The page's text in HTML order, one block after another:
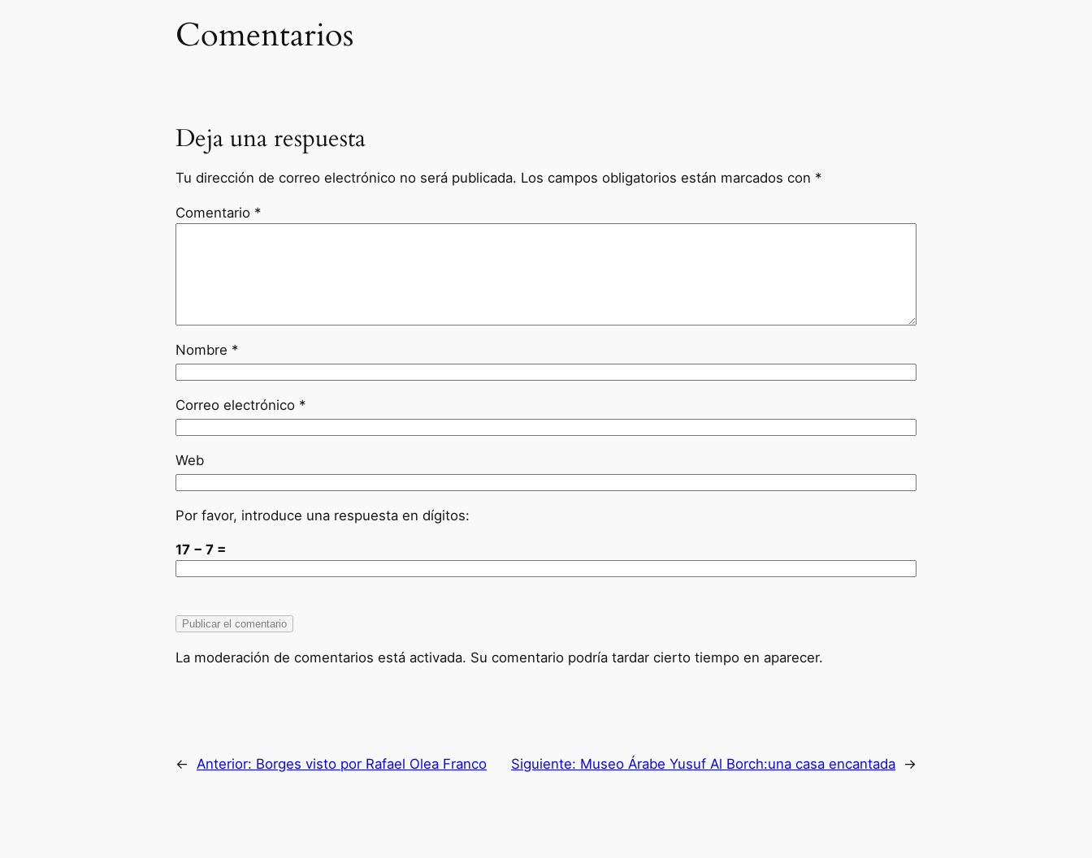
Comentarios
Deja una respuesta
Tu dirección de correo electrónico no será publicada. Los campos obligatorios están marcados con *
Comentario *
Nombre *
Correo electrónico *
Web
Por favor, introduce una respuesta en dígitos:
17 − 7 =
La moderación de comentarios está activada. Su comentario podría tardar cierto tiempo en aparecer.
← Anterior: Borges visto por Rafael Olea Franco Siguiente: Museo Árabe Yusuf Al Borch:una casa encantada →